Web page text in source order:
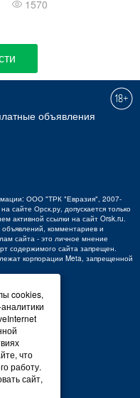
1570
объявления
ООО "ТРК "Евразия", 2007-
сайте Орск.ру, допускается только
активной ссылки на сайт Orsk.ru.
комментариев и
сайта - это личное мнение
содержимого сайта запрещен.
корпорации Meta, запрещенной
71-28
cookies,
что
работу.
сайт,